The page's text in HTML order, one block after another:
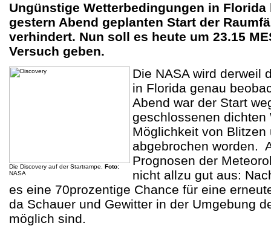
Ungünstige Wetterbedingungen in Florida
gestern Abend geplanten Start der
verhindert. Nun soll es heute um 23.15
Versuch geben.
Die Discovery auf der Startrampe
Foto:
NASA
Die NASA wird derweil
in Florida genau
Abend war der Start
geschlossenen dichten
Möglichkeit von Blitzen
abgebrochen worden.
Prognosen der
nicht allzu gut aus:
es eine 70prozentige Chance für eine
da Schauer und Gewitter in der Umgebung
möglich sind.